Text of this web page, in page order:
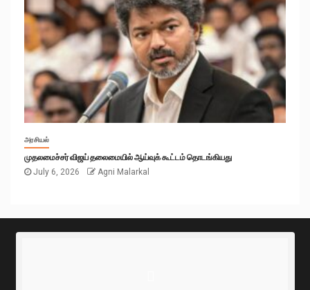
அரசியல்
முதலமைச்சர் விஜய் தலைமையில் ஆய்வுக் கூட்டம் தொடங்கியது
July 6, 2026
Agni Malarkal